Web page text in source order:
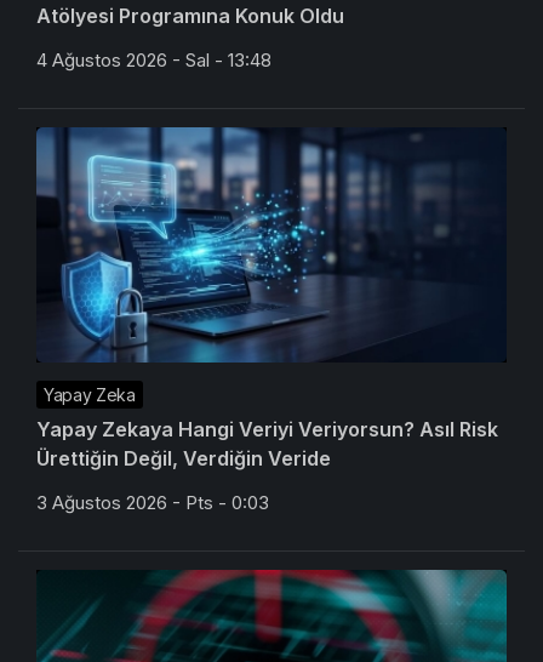
Atölyesi Programına Konuk Oldu
4 Ağustos 2026 - Sal - 13:48
Yapay Zeka
Yapay Zekaya Hangi Veriyi Veriyorsun? Asıl Risk
Ürettiğin Değil, Verdiğin Veride
3 Ağustos 2026 - Pts - 0:03